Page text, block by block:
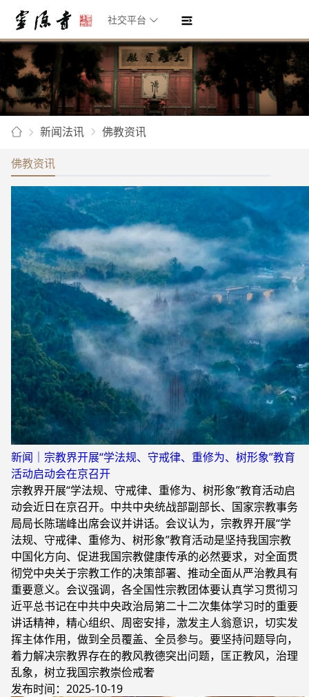
社交平台
新闻法讯 佛教资讯
佛教资讯
新闻｜宗教界开展“学法规、守戒律、重修为、树形象”教育
活动启动会在京召开
宗教界开展“学法规、守戒律、重修为、树形象”教育活动启
动会近日在京召开。中共中央统战部副部长、国家宗教事务
局局长陈瑞峰出席会议并讲话。会议认为，宗教界开展“学
法规、守戒律、重修为、树形象”教育活动是坚持我国宗教
中国化方向、促进我国宗教健康传承的必然要求，对全面贯
彻党中央关于宗教工作的决策部署、推动全面从严治教具有
重要意义。会议强调，各全国性宗教团体要认真学习贯彻习
近平总书记在中共中央政治局第二十二次集体学习时的重要
讲话精神，精心组织、周密安排，激发主人翁意识，切实发
挥主体作用，做到全员覆盖、全员参与。要坚持问题导向，
着力解决宗教界存在的教风教德突出问题，匡正教风，治理
乱象，树立我国宗教崇俭戒奢
发布时间：2025-10-19